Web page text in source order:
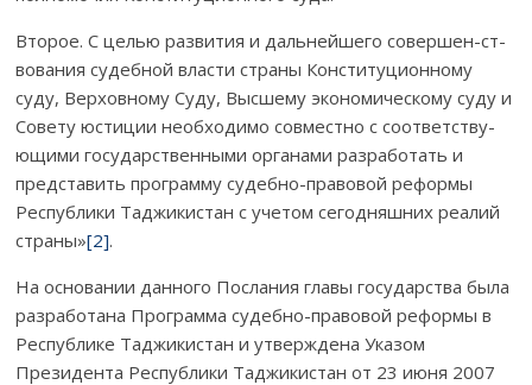
Второе. С целью развития и дальнейшего совершен-ст­
во­вания су­деб­­ной власти страны Конституционному
суду, Верховному Суду, Высшему эко­­номическому суду и
Совету юстиции необходимо совместно с соот­вет­ст­ву­
ющими госу­дарственными органами разработать и
пред­ставить прог­рамму судебно-правовой реформы
Республики Таджи­кис­тан с учетом се­год­няш­них реалий
страны»[2].
На основании данного Послания главы государства бы­­ла
раз­ра­бо­тана Программа судебно-правовой реформы в
Рес­публике Таджи­кистан и ут­вер­ждена Указом
Президента Республики Таджикистан от 23 июня 2007